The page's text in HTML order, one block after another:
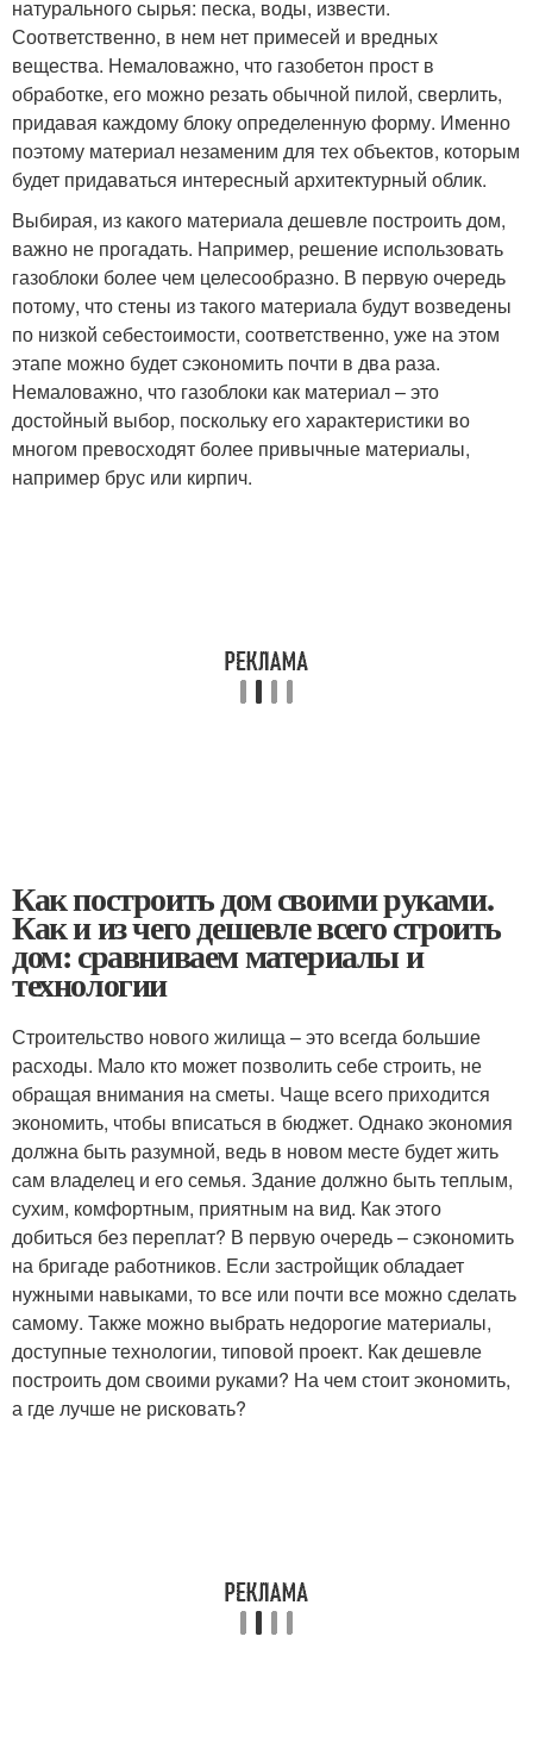
натурального сырья: песка, воды, извести.
Соответственно, в нем нет примесей и вредных
вещества. Немаловажно, что газобетон прост в
обработке, его можно резать обычной пилой, сверлить,
придавая каждому блоку определенную форму. Именно
поэтому материал незаменим для тех объектов, которым
будет придаваться интересный архитектурный облик.
Выбирая, из какого материала дешевле построить дом,
важно не прогадать. Например, решение использовать
газоблоки более чем целесообразно. В первую очередь
потому, что стены из такого материала будут возведены
по низкой себестоимости, соответственно, уже на этом
этапе можно будет сэкономить почти в два раза.
Немаловажно, что газоблоки как материал – это
достойный выбор, поскольку его характеристики во
многом превосходят более привычные материалы,
например брус или кирпич.
Как построить дом своими руками.
Как и из чего дешевле всего строить
дом: сравниваем материалы и
технологии
Строительство нового жилища – это всегда большие
расходы. Мало кто может позволить себе строить, не
обращая внимания на сметы. Чаще всего приходится
экономить, чтобы вписаться в бюджет. Однако экономия
должна быть разумной, ведь в новом месте будет жить
сам владелец и его семья. Здание должно быть теплым,
сухим, комфортным, приятным на вид. Как этого
добиться без переплат? В первую очередь – сэкономить
на бригаде работников. Если застройщик обладает
нужными навыками, то все или почти все можно сделать
самому. Также можно выбрать недорогие материалы,
доступные технологии, типовой проект. Как дешевле
построить дом своими руками? На чем стоит экономить,
а где лучше не рисковать?